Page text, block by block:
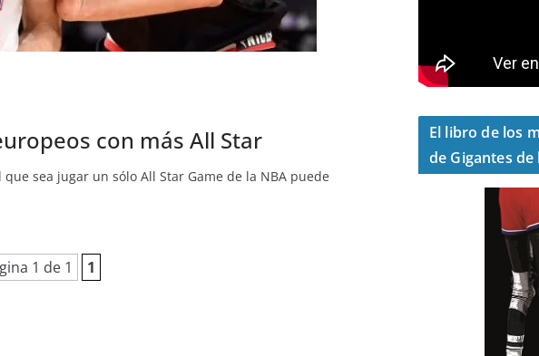
con más All Star
sea jugar un sólo All Star Game de la NBA puede
1 de 1 1
El libro de los
de Gigantes de